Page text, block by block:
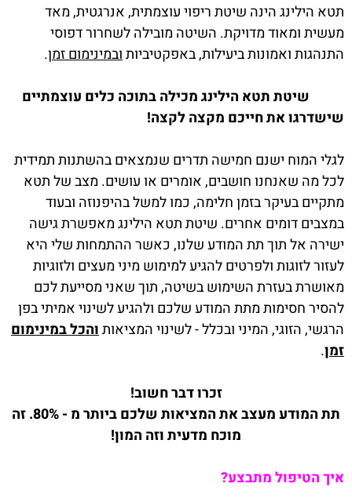
תטא הילינג הינה שיטת ריפוי עוצמתית, אנרגטית, מאד
מעשית ומאוד מדויקת. השיטה מובילה לשחרור דפוסי
התנהגות ואמונות ביעילות, באפקטיביותובמינימום זמן.
שיטת תטא הילינג מכילה בתוכה כלים עוצמתיים
שישדרגו את חייכם מקצה לקצה!
לגלי המוח ישנם חמישה תדרים שנמצאים בהשתנות תמידית
לכל מה שאנחנו חושבים, אומרים או עושים. מצב של תטא
מתקיים בעיקר בזמן חלימה, כמו למשל בהיפנוזה ובעוד
במצבים דומים אחרים. שיטת תטא הילינג מאפשרת גישה
ישירה אל תוך תת המודע שלנו, כאשר ההתמחות שלי היא
לעזור לזוגות ולפרטים להגיע למימוש מיני מעצים ולזוגיות
מאושרת בעזרת השימוש בשיטה, תוך שאני מסייעת לכם
להסיר חסימות מתת המודע שלכם ולהגיע לשינוי אמיתי בפן
הרגשי, הזוגי, המיני ובכלל - לשינוי המציאותוהכל במינימום
זמן.
זכרו דבר חשוב!
תת המודע מעצב את המציאות שלכם ביותר מ - 80%. זה
מוכח מדעית וזה המון!
איך הטיפול מתבצע?